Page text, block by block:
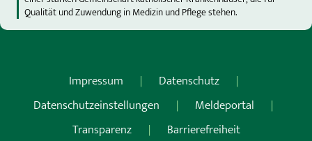
Qualität und Zuwendung in Medizin und Pflege stehen.
Impressum
Datenschutz
Datenschutzeinstellungen
Meldeportal
Transparenz
Barrierefreiheit